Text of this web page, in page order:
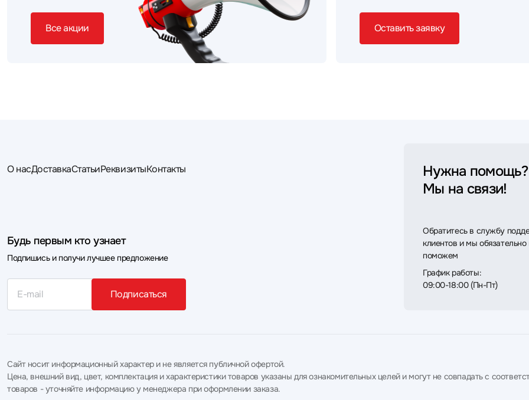
Все акции Оставить заявку
О насДоставкаСтатьиРеквизитыКонтакты
Будь первым кто узнает
Подпишись и получи лучшее предложение
Подписаться
Нужна помощь?
Мы на связи!
Обратитесь в службу
клиентов и мы
поможем
График работы:
09:00-18:00 (Пн-Пт)
Сайт носит информационный характер и не является публичной офертой.
Цена, внешний вид, цвет, комплектация и характеристики товаров указаны для ознакомительных целей и могут не совпадать с
товаров - уточняйте информацию у менеджера при оформлении заказа.